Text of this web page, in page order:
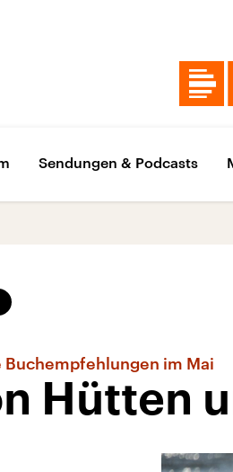
Sendungen & Podcasts
Buchempfehlungen im Mai
Hütten